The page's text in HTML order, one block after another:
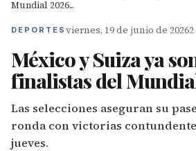
Mundial 2026...
DEPORTES viernes, 19 de junio de 2026
México y Suiza ya
finalistas del
Las selecciones aseguran su
ronda con victorias
jueves.